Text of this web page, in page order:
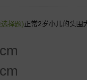
择题)正常2岁小儿的头